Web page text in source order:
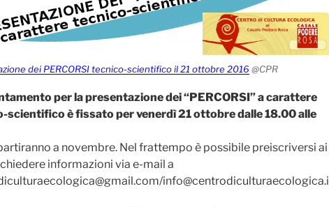
dei PERCORSI tecnico-scientifico il 21 ottobre 2016 @CPR
per la presentazione dei “PERCORSI” a carattere
scientifico è fissato per venerdì 21 ottobre dalle 18.00 alle
a novembre. Nel frattempo è possibile preiscriversi ai
informazioni via e-mail a
info@centrodiculturaecologica.i